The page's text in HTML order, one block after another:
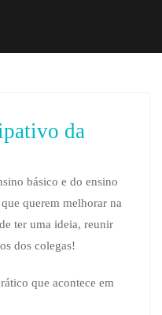
da
básico e do ensino
querem melhorar na
ter uma ideia, reunir
dos colegas!
que acontece em